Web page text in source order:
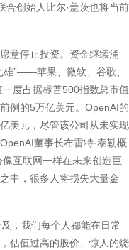
合创始人比尔·盖茨也将当前
意停止投资。资金继续涌
雄”——苹果、微软、谷歌、
度占据标普500指数总市值
例的5万亿美元。OpenAI的
美元，尽管该公司从未实现
董事长布雷特·泰勒概
互联网一样在未来创造巨
中，很多人将损失大量金
，我们每个人都能在日常
估值过高的股价、惊人的烧